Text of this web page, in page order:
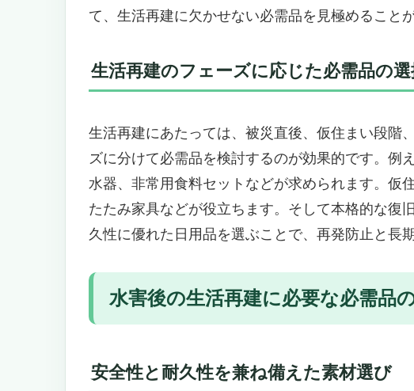
点」
便利な多機能ライト＆充電機能付きラジオで
こんなニーズの方におすすめ＆おすすめでき
常用持ち出し袋」
水害後の生活再建に欠かせない必需品を一式
持ち運びやすいキャリー付きリュックで、避
停電・断水対策も万全のマルチレスキューラ
こんなニーズの方におすすめ
福島県の被災経験から生まれた実践的防災リ
こんなニーズがある人におすすめ
こんなニーズがある人にはおすすめできない
て、生活再建に欠かせない必需品を見極めること
生活再建のフェーズに応じた必需品の
生活再建にあたっては、被災直後、仮住まい段階
ズに分けて必需品を検討するのが効果的です。例
水器、非常用食料セットなどが求められます。仮
たたみ家具などが役立ちます。そして本格的な復
久性に優れた日用品を選ぶことで、再発防止と長
水害後の生活再建に必要な必需品
安全性と耐久性を兼ね備えた素材選び